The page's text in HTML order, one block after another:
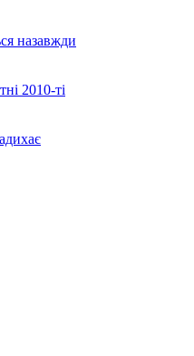
назавжди
2010-ті